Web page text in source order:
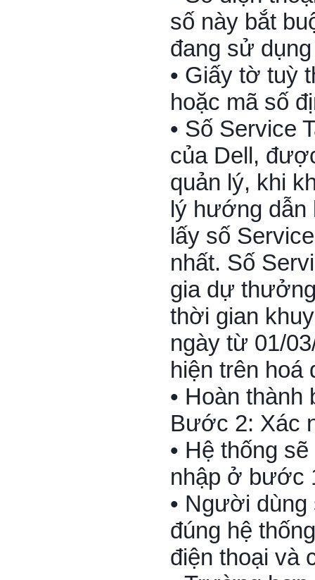
số này bắt
đang sử
• Giấy tờ tuỳ
hoặc mã số
• Số Service
của Dell,
quản lý, khi
lý hướng dẫn
lấy số
nhất. Số
gia dự
thời gian
ngày từ 01/
hiện trên hoá
• Hoàn thành
Bước 2: Xác
• Hệ thống
nhập ở bước
• Người
đúng hệ
điện thoại và